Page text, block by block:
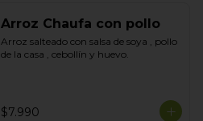
Arroz Chaufa con pollo
Arroz salteado con salsa de soya , pollo
de la casa , cebollín y huevo.
$7.990